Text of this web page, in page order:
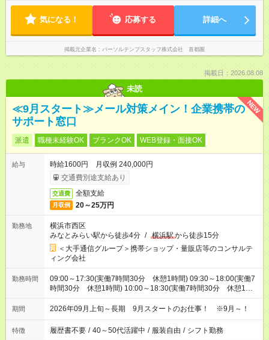
気になる！ 応募する 詳細へ
掲載元企業名 パーソルテンプスタッフ株式会社 首都圏
掲載日：2026.08.08
未読
NEW
≪9月スタート≫メール対策メイン！企業携帯の
サポート窓口
派遣 職種未経験OK ブランクOK WEB登録・面接OK
給与
時給1600円 月収例 240,000円
交通費別途支給あり
交通費 全額支給
月収例 20～25万円
勤務地
横浜市西区
みなとみらい駅から徒歩4分 / 横浜駅から徒歩15分
＜大手通信グループ＞携帯ショップ・量販店等のコンサルテ
ィング会社
勤務時間
09:00～17:30(実働7時間30分 休憩1時間) 09:30～18:00(実働7
時間30分 休憩1時間) 10:00～18:30(実働7時間30分 休憩1時
間) ※9:00～19:00の間で7.5時間の勤務（シフトの希望も出せま
す！）
期間 2026年09月上旬～長期 9月スタートのお仕事！ ※9月～！
特徴 履歴書不要 / 40～50代活躍中 / 服装自由 / シフト勤務